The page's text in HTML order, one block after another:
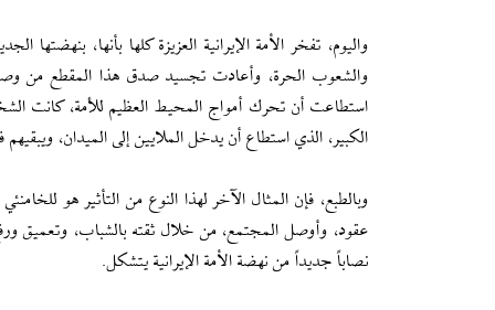
واليوم، تفخر الأمة الإيرانية العزيزة كلها بأنها،
والشعوب الحرة، وأعادت تجسيد صدق هذا المقطع من وصية
استطاعت أن تحرك أمواج المحيط العظيم للأمة، كانت
الكبير، الذي استطاع أن يدخل الملايين إلى الميدان، ويبقيهم
وبالطبع، فإن المثال الآخر لهذا النوع من التأثير هو
عقود، وأوصل المجتمع، من خلال ثقته بالشباب، وتعميق
نصاباً جديداً من نهضة الأمة الإيرانية يتشكل.